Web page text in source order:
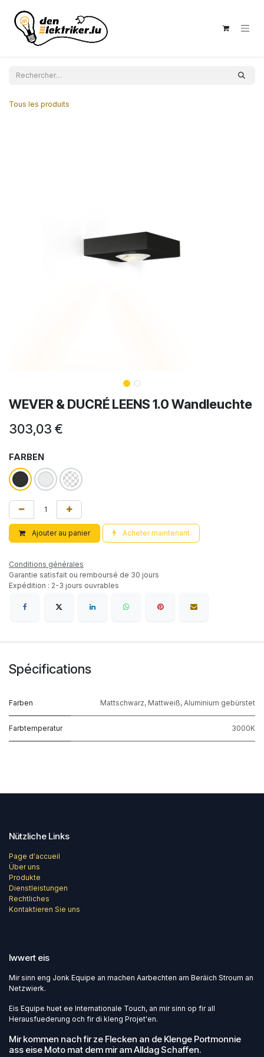
Tous les produits
WEVER & DUCRÉ LEENS 1.0 Wandleuchte
303,03 €
FARBEN
Ajouter au panier Acheter maintenant
Conditions générales
Garantie satisfait ou remboursé de 30 jours
Expédition : 2-3 jours ouvrables
Spécifications
Farben Mattschwarz, Mattweiß, Aluminium gebürstet
Farbtemperatur 3000K
Nützliche Links
Page d'accueil
Über uns
Produkte
Dienstleistungen
Rechtliches
Kontaktieren Sie uns
Iwwert eis
Mir sinn eng Jonk Equipe an machen Aarbechten am Beräich Stroum an
Netzwierk.
Eis Equipe huet ee Internationale Touch, an mir sinn op fir all
Herausfuederung och fir di kleng Projet'en.
Mir kommen nach fir ze Flecken an de Klenge Portmonnie
ass eise Moto mat dem mir am Alldag Schaffen.